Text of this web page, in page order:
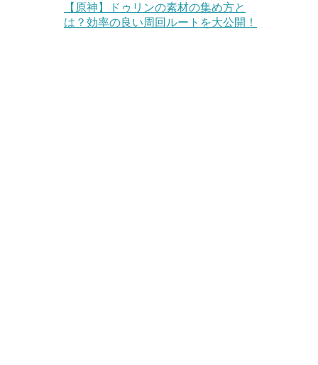
【原神】ドゥリンの素材の集め方と
は？効率の良い周回ルートを大公開！